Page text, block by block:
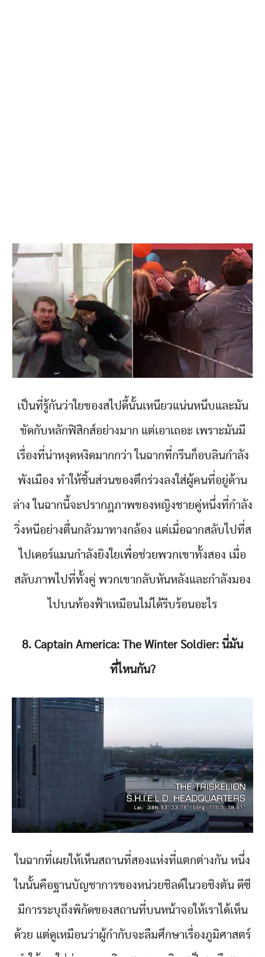
เป็นที่รู้กันว่าใยของสไปดี้นั้นเหนียวแน่นหนึบและมัน
ขัดกับหลักฟิสิกส์อย่างมาก แต่เอาเถอะ เพราะมันมี
เรื่องที่น่าหงุดหงิดมากกว่า ในฉากที่กรีนก็อบลินกำลัง
พังเมือง ทำให้ชิ้นส่วนของตึกร่วงลงใส่ผู้คนที่อยู่ด้าน
ล่าง ในฉากนี้จะปรากฎภาพของหญิงชายคู่หนึ่งที่กำลัง
วิ่งหนีอย่างตื่นกลัวมาทางกล้อง แต่เมื่อฉากสลับไปที่ส
ไปเดอร์แมนกำลังยิงใยเพื่อช่วยพวกเขาทั้งสอง เมื่อ
สลับภาพไปที่ทั้งคู่ พวกเขากลับหันหลังและกำลังมอง
ไปบนท้องฟ้าเหมือนไม่ได้รีบร้อนอะไร
8. Captain America: The Winter Soldier: นี่มัน
ที่ไหนกัน?
ในฉากที่เผยให้เห็นสถานที่สองแห่งที่แตกต่างกัน หนึ่ง
ในนั้นคือฐานบัญชาการของหน่วยชิลด์ในวอชิงตัน ดีซี
มีการระบุถึงพิกัดของสถานที่บนหน้าจอให้เราได้เห็น
ด้วย แต่ดูเหมือนว่าผู้กำกับจะลืมศึกษาเรื่องภูมิศาสตร์